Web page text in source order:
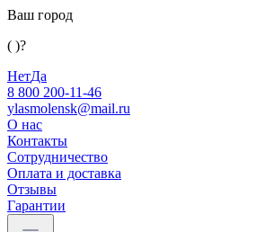
Ваш город
( )?
НетДа
8 800 200-11-46
ylasmolensk@mail.ru
О нас
Контакты
Сотрудничество
Оплата и доставка
Отзывы
Гарантии